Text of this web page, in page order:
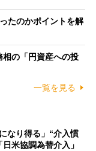
たのかポイントを解
相の「円資産への投
一覧を見る
なり得る」“介入慣
米協調為替介入」